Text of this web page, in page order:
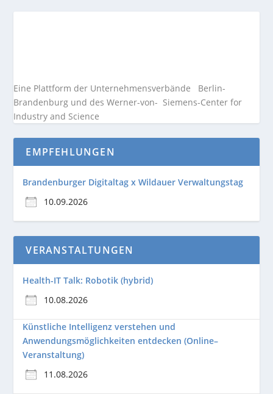
Eine Plattform der Unternehmensverbände Berlin-
Brandenburg und des Werner-von- Siemens-Center for
Industry and Science
EMPFEHLUNGEN
Brandenburger Digitaltag x Wildauer Verwaltungstag
10.09.2026
VERANSTALTUNGEN
Health-IT Talk: Robotik (hybrid)
10.08.2026
Künstliche Intelligenz verstehen und
Anwendungsmöglichkeiten entdecken (Online–
Veranstaltung)
11.08.2026